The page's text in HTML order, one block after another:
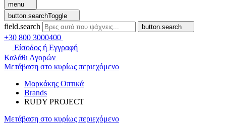
menu
button.searchToggle
field.search button.search
+30 800 3000400
Είσοδος ή Εγγραφή
Καλάθι Αγορών
Μετάβαση στο κυρίως περιεχόμενο
Μαρκάκης Οπτικά
Brands
RUDY PROJECT
Μετάβαση στο κυρίως περιεχόμενο